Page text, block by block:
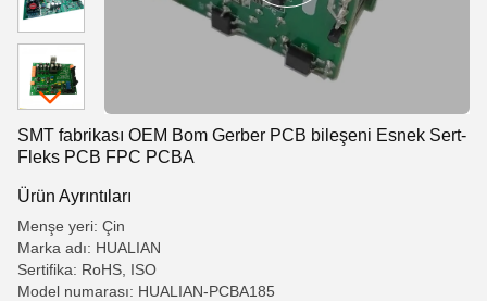
SMT fabrikası OEM Bom Gerber PCB bileşeni Esnek Sert-
Fleks PCB FPC PCBA
Ürün Ayrıntıları
Menşe yeri: Çin
Marka adı: HUALIAN
Sertifika: RoHS, ISO
Model numarası: HUALIAN-PCBA185